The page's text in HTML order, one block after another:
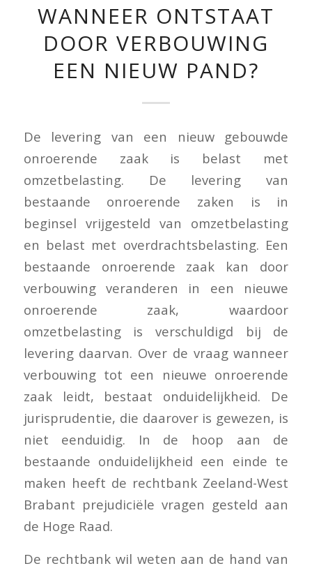
WANNEER ONTSTAAT
DOOR VERBOUWING
EEN NIEUW PAND?
De levering van een nieuw gebouwde
onroerende zaak is belast met
omzetbelasting. De levering van
bestaande onroerende zaken is in
beginsel vrijgesteld van omzetbelasting
en belast met overdrachtsbelasting. Een
bestaande onroerende zaak kan door
verbouwing veranderen in een nieuwe
onroerende zaak, waardoor
omzetbelasting is verschuldigd bij de
levering daarvan. Over de vraag wanneer
verbouwing tot een nieuwe onroerende
zaak leidt, bestaat onduidelijkheid. De
jurisprudentie, die daarover is gewezen, is
niet eenduidig. In de hoop aan de
bestaande onduidelijkheid een einde te
maken heeft de rechtbank Zeeland-West
Brabant prejudiciële vragen gesteld aan
de Hoge Raad.
De rechtbank wil weten aan de hand van